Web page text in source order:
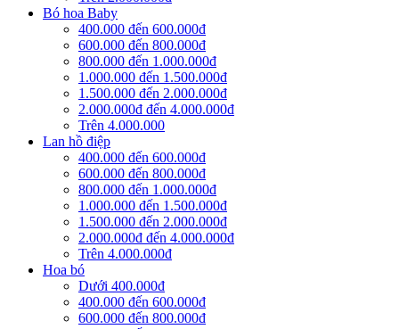
Bó hoa Baby
400.000 đến 600.000đ
600.000 đến 800.000đ
800.000 đến 1.000.000đ
1.000.000 đến 1.500.000đ
1.500.000 đến 2.000.000đ
2.000.000đ đến 4.000.000đ
Trên 4.000.000
Lan hồ điệp
400.000 đến 600.000đ
600.000 đến 800.000đ
800.000 đến 1.000.000đ
1.000.000 đến 1.500.000đ
1.500.000 đến 2.000.000đ
2.000.000đ đến 4.000.000đ
Trên 4.000.000đ
Hoa bó
Dưới 400.000đ
400.000 đến 600.000đ
600.000 đến 800.000đ